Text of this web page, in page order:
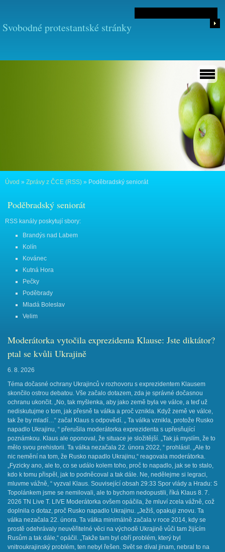
Svobodné protestantské stránky
Úvod » Zprávy z ČCE (RSS) » Poděbradský seniorát
Poděbradský seniorát
RSS kanály poskytují sbory:
Brandýs nad Labem
Kolín
Kovánec
Kutná Hora
Pečky
Poděbrady
Mladá Boleslav
Velim
Moderátorka vytočila exprezidenta Klause: Jste diktátor?
ptal se kvůli Ukrajině
6. 8. 2026
Téma dočasné ochrany Ukrajinců v rozhovoru s exprezidentem Klausem
skončilo ostrou debatou. Vše začalo dotazem, zda je správné dočasnou
ochranu ukončit. „No, tak myšlenka, aby jako země byla ve válce, a teď už
nediskutujme o tom, jak přesně ta válka a proč vznikla. Když země ve válce,
tak že by mladí…“ začal Klaus s odpovědí. „ Ta válka vznikla, protože Rusko
napadlo Ukrajinu, “ přerušila moderátorka exprezidenta s upřesňující
poznámkou. Klaus ale oponoval, že situace je složitější. „Tak já myslím, že to
mělo svou prehistorii. Ta válka nezačala 22. února 2022, “ prohlásil. „Ale to
nic nemění na tom, že Rusko napadlo Ukrajinu,“ reagovala moderátorka.
„Fyzicky ano, ale to, co se událo kolem toho, proč to napadlo, jak se to stalo,
kdo k tomu přispěl, jak to podněcoval a tak dále. Ne, nedělejme si legraci,
mluvme vážně, “ vyzval Klaus. Související obsah 29:33 Spor vlády a Hradu: S
Topolánkem jsme se nemilovali, ale to bychom nedopustili, říká Klaus 8. 7.
2026 TN Live T. LIVE ​Moderátorka ovšem opáčila, že mluví zcela vážně, což
doplnila o dotaz, proč Rusko napadlo Ukrajinu. „Ježiš, opakuji znovu. Ta
válka nezačala 22. února. Ta válka minimálně začala v roce 2014, kdy se
prostě odehrávaly neuvěřitelné věci na východě Ukrajině vůči tam žijícím
Rusům a tak dále,“ opáčil. „Takže tam byl obří problém, který byl
vnitroukrajinský problém, ten nebyl řešen. Svět se díval jinam, nebral to na